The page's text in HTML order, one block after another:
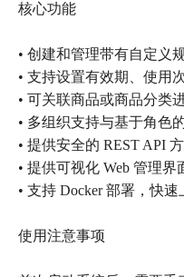
核心功能
• 创建和管理带有自定义
• 支持设置有效期、使用
• 可关联商品或商品分类
• 多组织支持与基于角色
• 提供安全的 REST API
• 提供可视化 Web 管理界
• 支持 Docker 部署，快
使用注意事项